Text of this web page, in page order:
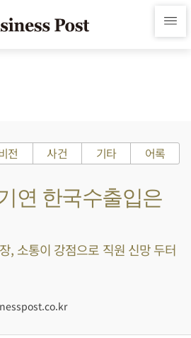
전 사건 기타 어록
연 한국수출입은
, 소통이 강점으로 직원 신망 두터